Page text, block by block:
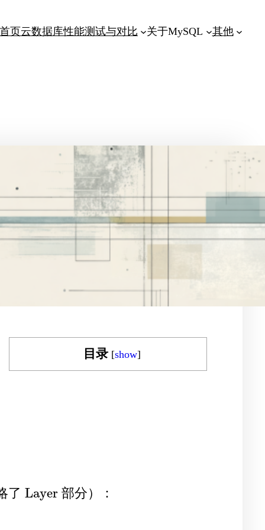
首页云数据库性能测试与对比 关于MySQL 其他
目录 [show]
了 Layer
Layer 部分）：